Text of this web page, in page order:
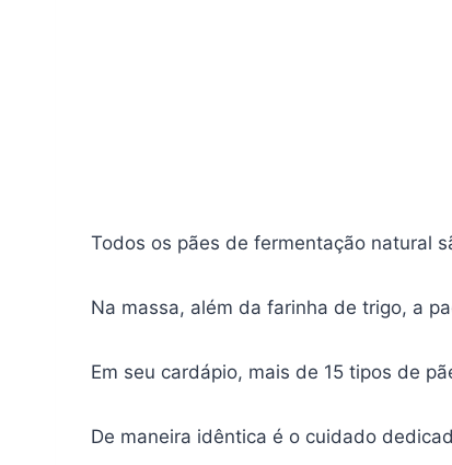
Todos os pães de fermentação natural
Na massa, além da farinha de trigo, a
Em seu cardápio, mais de 15 tipos de
De maneira idêntica é o cuidado